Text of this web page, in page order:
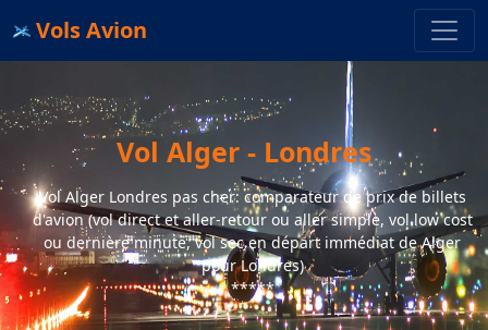
Vols Avion
Vol Alger - Londres
Vol Alger Londres pas cher: comparateur de prix de billets
d'avion (vol direct et aller-retour ou aller simple, vol low cost
ou dernière minute, vol sec en départ immédiat de Alger
pour Londres)
*****